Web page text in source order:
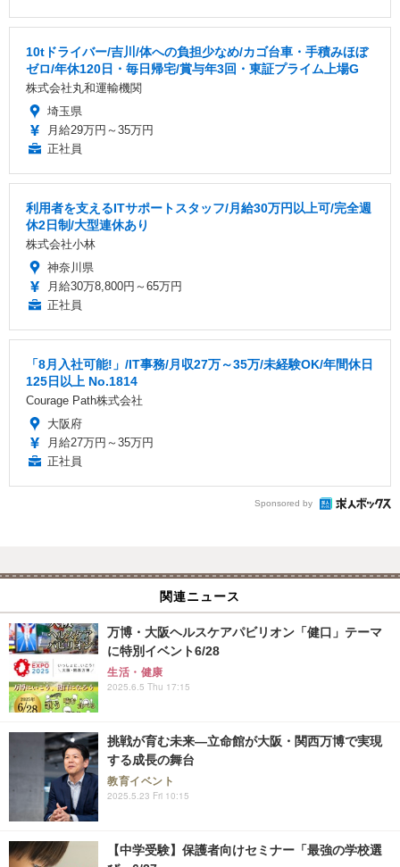
10tドライバー/吉川/体への負担少なめ/カゴ台車・手積みほぼ
ゼロ/年休120日・毎日帰宅/賞与年3回・東証プライム上場G
株式会社丸和運輸機関
埼玉県
月給29万円～35万円
正社員
利用者を支えるITサポートスタッフ/月給30万円以上可/完全週
休2日制/大型連休あり
株式会社小林
神奈川県
月給30万8,800円～65万円
正社員
「8月入社可能!」/IT事務/月収27万～35万/未経験OK/年間休日
125日以上 No.1814
Courage Path株式会社
大阪府
月給27万円～35万円
正社員
Sponsored by
関連ニュース
万博・大阪ヘルスケアパビリオン「健口」テーマ
に特別イベント6/28
生活・健康
2025.6.5 Thu 17:15
挑戦が育む未来—立命館が大阪・関西万博で実現
する成長の舞台
教育イベント
2025.5.23 Fri 10:15
【中学受験】保護者向けセミナー「最強の学校選